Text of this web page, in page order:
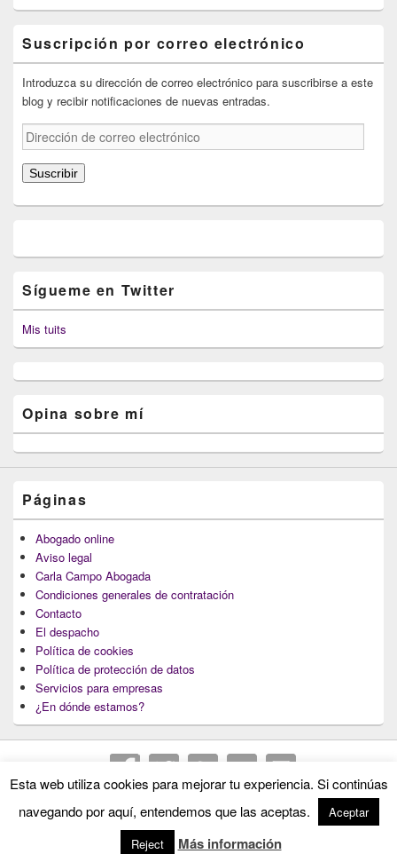
Suscripción por correo electrónico
Introduzca su dirección de correo electrónico para suscribirse a este
blog y recibir notificaciones de nuevas entradas.
Dirección
de
correo
electrónico
Suscribir
Sígueme en Twitter
Mis tuits
Opina sobre mí
Páginas
Abogado online
Aviso legal
Carla Campo Abogada
Condiciones generales de contratación
Contacto
El despacho
Política de cookies
Política de protección de datos
Servicios para empresas
¿En dónde estamos?
Reservados.
Theme: Catch Box byCatch Themes
Esta web utiliza cookies para mejorar tu experiencia. Si continúas
navegando por aquí, entendemos que las aceptas.
Aceptar
Reject
Más información